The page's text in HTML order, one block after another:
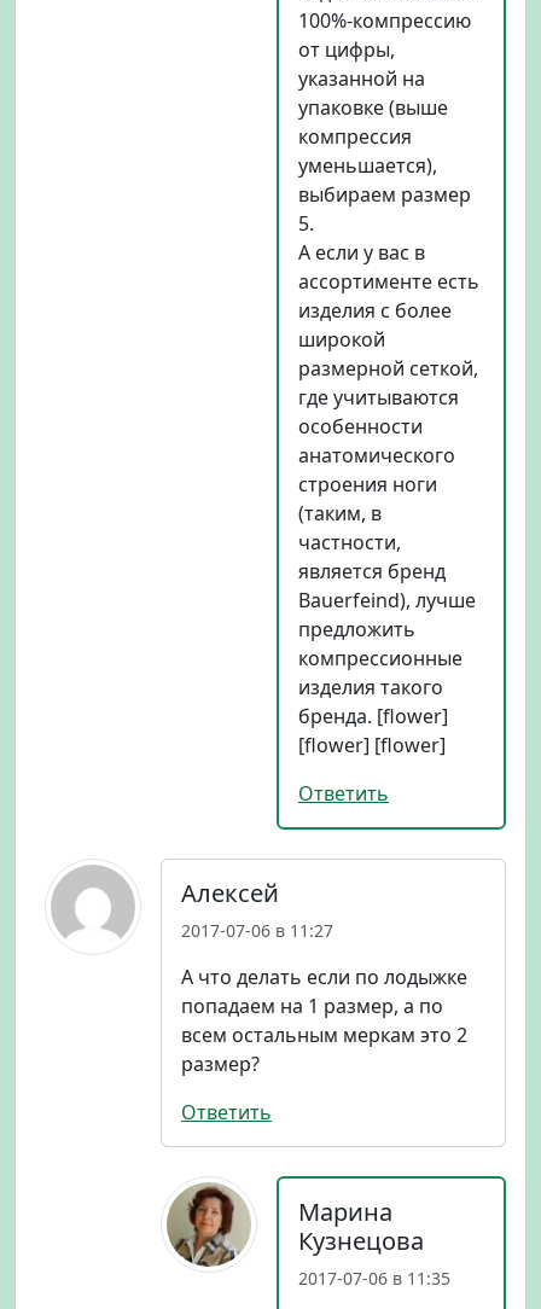
100%-компрессию
от цифры,
указанной на
упаковке (выше
компрессия
уменьшается),
выбираем размер
5.
А если у вас в
ассортименте есть
изделия с более
широкой
размерной сеткой,
где учитываются
особенности
анатомического
строения ноги
(таким, в
частности,
является бренд
Bauerfeind), лучше
предложить
компрессионные
изделия такого
бренда. [flower]
[flower] [flower]
Ответить
Алексей
2017-07-06 в 11:27
А что делать если по лодыжке
попадаем на 1 размер, а по
всем остальным меркам это 2
размер?
Ответить
Марина
Кузнецова
2017-07-06 в 11:35